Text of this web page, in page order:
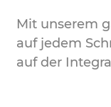
Mit unserem
auf jedem
auf der